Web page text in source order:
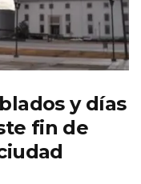
y días
fin de